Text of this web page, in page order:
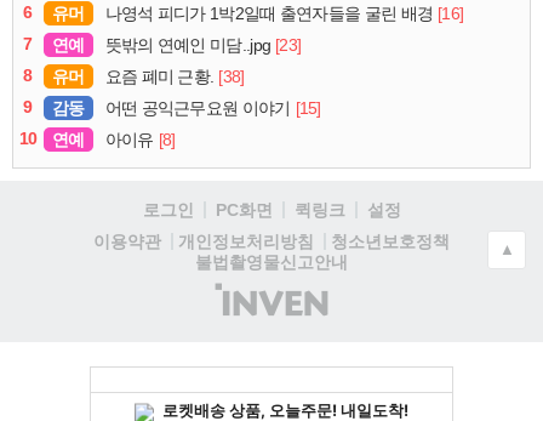
6
유머 나영석 피디가 1박2일때 출연자들을 굴린 배경 [16]
7
연예 뜻밖의 연예인 미담..jpg [23]
8
유머 요즘 폐미 근황. [38]
9
감동 어떤 공익근무요원 이야기
[15]
10
연예 아이유 [8]
로그인 PC화면 퀵링크
설정
이용약관
개인정보처리방침
청소년보호정책
불법촬영물신고안내
(주)
인
▲